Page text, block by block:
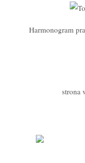
Harmonogram
strona